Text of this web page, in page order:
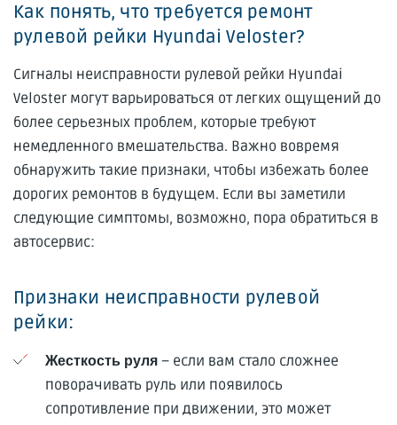
Как понять, что требуется ремонт
рулевой рейки Hyundai Veloster?
Сигналы неисправности рулевой рейки Hyundai
Veloster могут варьироваться от легких ощущений до
более серьезных проблем, которые требуют
немедленного вмешательства. Важно вовремя
обнаружить такие признаки, чтобы избежать более
дорогих ремонтов в будущем. Если вы заметили
следующие симптомы, возможно, пора обратиться в
автосервис:
Признаки неисправности рулевой
рейки:
Жесткость руля – если вам стало сложнее
поворачивать руль или появилось
сопротивление при движении, это может